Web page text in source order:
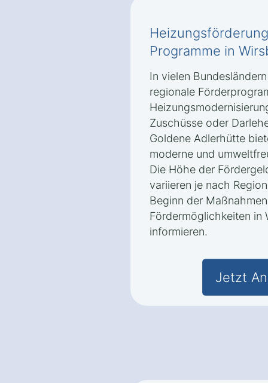
Programme in
In vielen
regionale
Zuschüsse oder
Goldene Adlerhütte
moderne und
Die Höhe der
variieren je nach
Beginn der
Fördermöglichkeiten in
informieren.
Jetzt